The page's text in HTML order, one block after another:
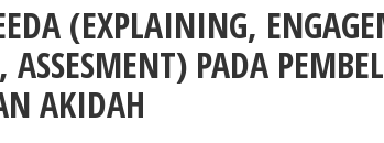
(EXPLAINING,
PADA
AKIDAH